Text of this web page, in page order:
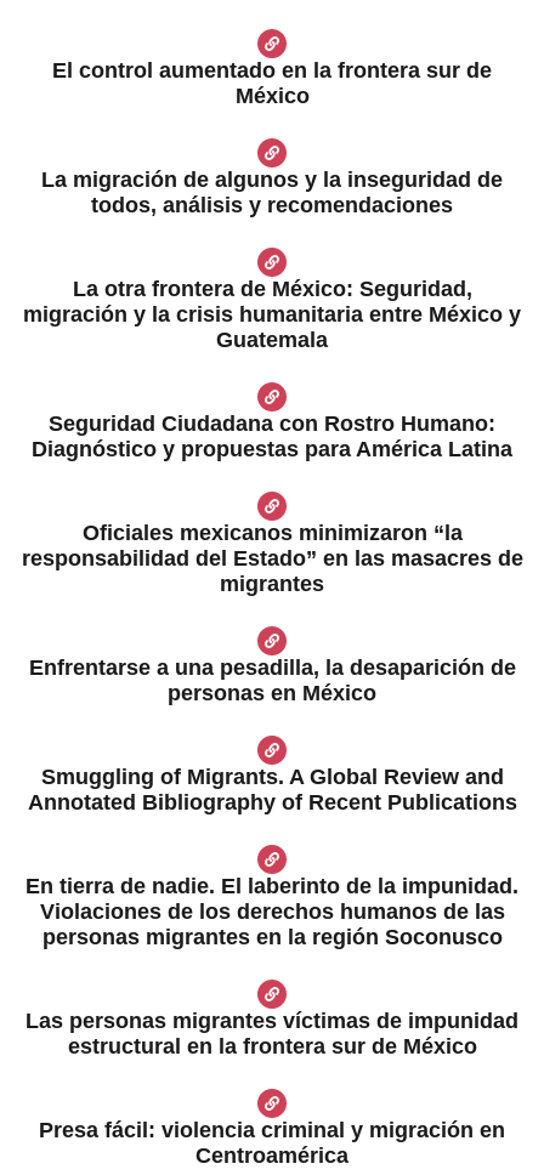
El control aumentado en la frontera sur de
México
La migración de algunos y la inseguridad de
todos, análisis y recomendaciones
La otra frontera de México: Seguridad,
migración y la crisis humanitaria entre México y
Guatemala
Seguridad Ciudadana con Rostro Humano:
Diagnóstico y propuestas para América Latina
Oficiales mexicanos minimizaron “la
responsabilidad del Estado” en las masacres de
migrantes
Enfrentarse a una pesadilla, la desaparición de
personas en México
Smuggling of Migrants. A Global Review and
Annotated Bibliography of Recent Publications
En tierra de nadie. El laberinto de la impunidad.
Violaciones de los derechos humanos de las
personas migrantes en la región Soconusco
Las personas migrantes víctimas de impunidad
estructural en la frontera sur de México
Presa fácil: violencia criminal y migración en
Centroamérica